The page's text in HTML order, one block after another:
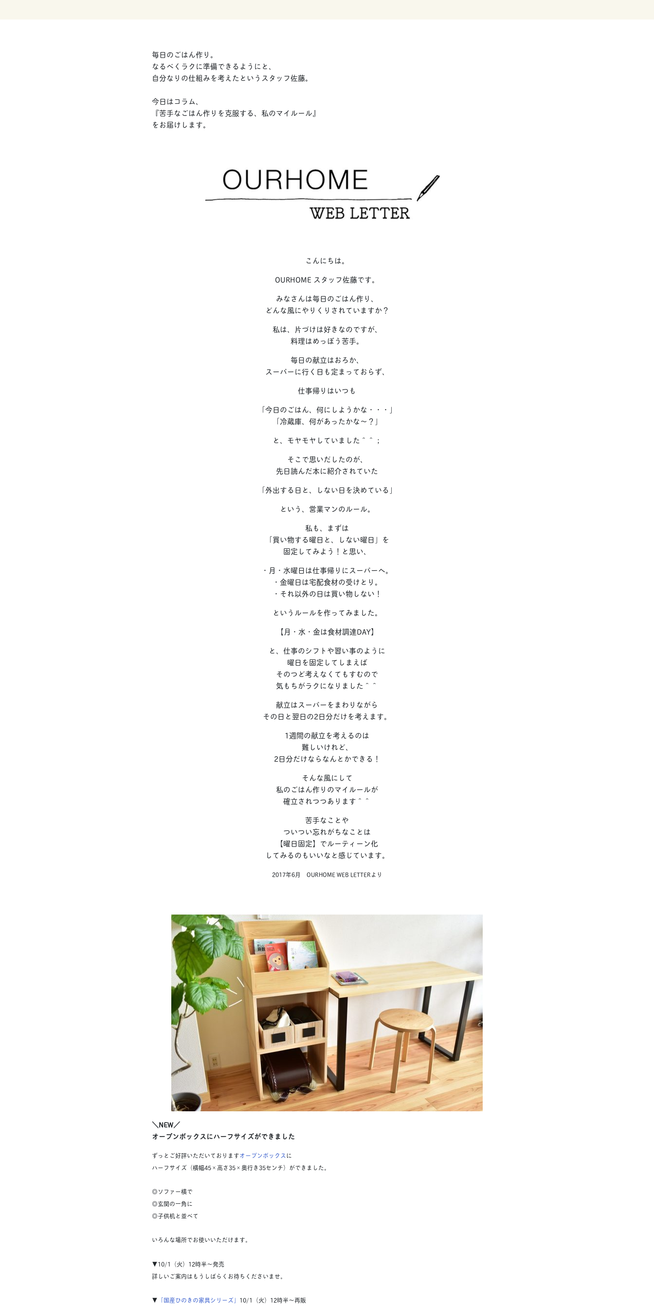
毎日のごはん作り。
なるべくラクに準備できるようにと、
自分なりの仕組みを考えたというスタッフ佐藤。
今日はコラム、
『苦手なごはん作りを克服する、私のマイルール』
をお届けします。
こんにちは。
OURHOME スタッフ佐藤です。
みなさんは毎日のごはん作り、
どんな風にやりくりされていますか？
私は、片づけは好きなのですが、
料理はめっぽう苦手。
毎日の献立はおろか、
スーパーに行く日も定まっておらず、
仕事帰りはいつも
「今日のごはん、何にしようかな・・・」
「冷蔵庫、何があったかな～？」
と、モヤモヤしていました＾＾；
そこで思いだしたのが、
先日読んだ本に紹介されていた
「外出する日と、しない日を決めている」
という、営業マンのルール。
私も、まずは
「買い物する曜日と、しない曜日」を
固定してみよう！と思い、
・月・水曜日は仕事帰りにスーパーへ。
・金曜日は宅配食材の受けとり。
・それ以外の日は買い物しない！
というルールを作ってみました。
【月・水・金は食材調達DAY】
と、仕事のシフトや習い事のように
曜日を固定してしまえば
そのつど考えなくてもすむので
気もちがラクになりました＾＾
献立はスーパーをまわりながら
その日と翌日の2日分だけを考えます。
1週間の献立を考えるのは
難しいけれど、
2日分だけならなんとかできる！
そんな風にして
私のごはん作りのマイルールが
確立されつつあります＾＾
苦手なことや
ついつい忘れがちなことは
【曜日固定】でルーティーン化
してみるのもいいなと感じています。
2017年6月 OURHOME WEB LETTERより
＼NEW／
オープンボックスにハーフサイズができました
ずっとご好評いただいておりますオープンボックスに
ハーフサイズ（横幅45×高さ35×奥行き35センチ）ができました。
◎ソファー横で
◎玄関の一角に
◎子供机と並べて
いろんな場所でお使いいただけます。
▼10/1（火）12時半〜発売
詳しいご案内はもうしばらくお待ちくださいませ。
▼ 「国産ひのきの家具シリーズ」 10/1（火）12時半〜再販